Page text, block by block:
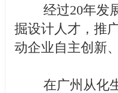
经过20年发展
掘设计人才，推
动企业自主创新
在广州从化生